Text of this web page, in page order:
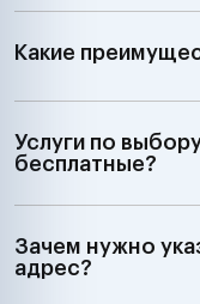
Какие
Услуги по
бесплатные?
Зачем нужно
адрес?